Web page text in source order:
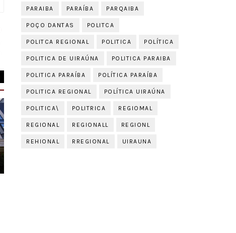
PARAIBA PARAÍBA PARQAIBA
POÇO DANTAS POLITCA
POLITCA REGIONAL POLITICA POLÍTICA
POLITICA DE UIRAÚNA POLITICA PARAIBA
POLITICA PARAÍBA POLÍTICA PARAÍBA
POLITICA REGIONAL POLÍTICA UIRAÚNA
POLITICA\ POLITRICA REGIOMAL
REGIONAL REGIONALL REGIONL
REHIONAL RREGIONAL UIRAUNA